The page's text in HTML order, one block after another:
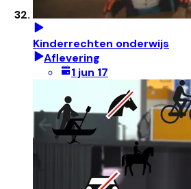
Kinderrechten onderwijs
Aflevering
1 jun 17